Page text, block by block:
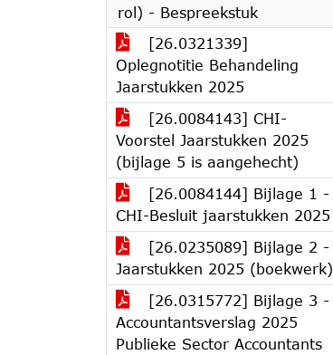
rol) - Bespreekstuk
[26.0321339]
Oplegnotitie Behandeling
Jaarstukken 2025
[26.0084143] CHI-
Voorstel Jaarstukken 2025
(bijlage 5 is aangehecht)
[26.0084144] Bijlage 1 -
CHI-Besluit jaarstukken 2025
[26.0235089] Bijlage 2 -
Jaarstukken 2025 (boekwerk)
[26.0315772] Bijlage 3 -
Accountantsverslag 2025
Publieke Sector Accountants